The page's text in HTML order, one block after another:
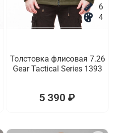
6
4
Толстовка флисовая 7.26
Gear Tactical Series 1393
5 390 ₽